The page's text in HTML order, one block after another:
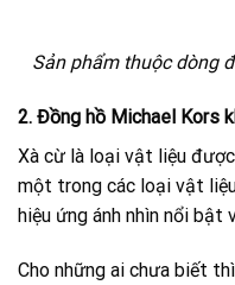
Sản phẩm thuộc dòng
2. Đồng hồ Michael Kors
Xà cừ là loại vật liệu
một trong các loại vật
hiệu ứng ánh nhìn nổi bật
Cho những ai chưa biết